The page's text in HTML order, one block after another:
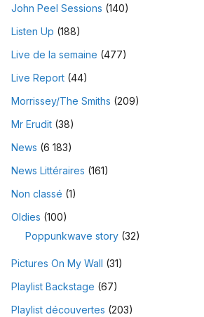
John Peel Sessions (140)
Listen Up (188)
Live de la semaine (477)
Live Report (44)
Morrissey/The Smiths (209)
Mr Erudit (38)
News (6 183)
News Littéraires (161)
Non classé (1)
Oldies (100)
Poppunkwave story (32)
Pictures On My Wall (31)
Playlist Backstage (67)
Playlist découvertes (203)